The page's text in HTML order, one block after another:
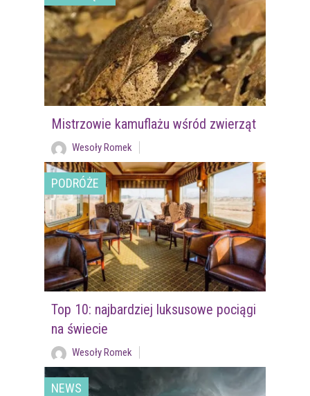
Mistrzowie kamuflażu wśród zwierząt
Wesoły Romek
PODRÓŻE
Top 10: najbardziej luksusowe pociągi
na świecie
Wesoły Romek
NEWS